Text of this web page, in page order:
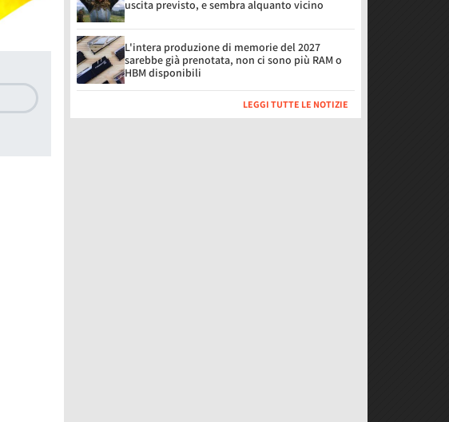
uscita previsto, e sembra alquanto vicino
L'intera produzione di memorie del 2027
sarebbe già prenotata, non ci sono più RAM o
HBM disponibili
LEGGI TUTTE LE NOTIZIE